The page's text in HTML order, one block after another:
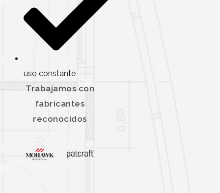
uso constante
Trabajamos con
fabricantes
reconocidos